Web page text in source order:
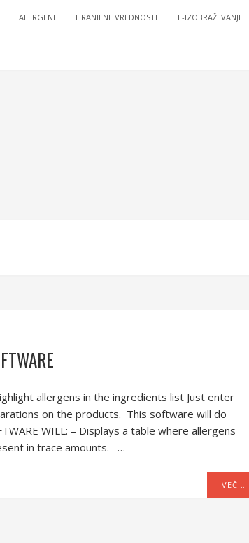
ALERGENI HRANILNE VREDNOSTI E-IZOBRAŽEVANJE
allergens in the ingredients list Just enter
on the products. This software will do
WILL: – Displays a table where allergens
in trace amounts. –…
VEČ …